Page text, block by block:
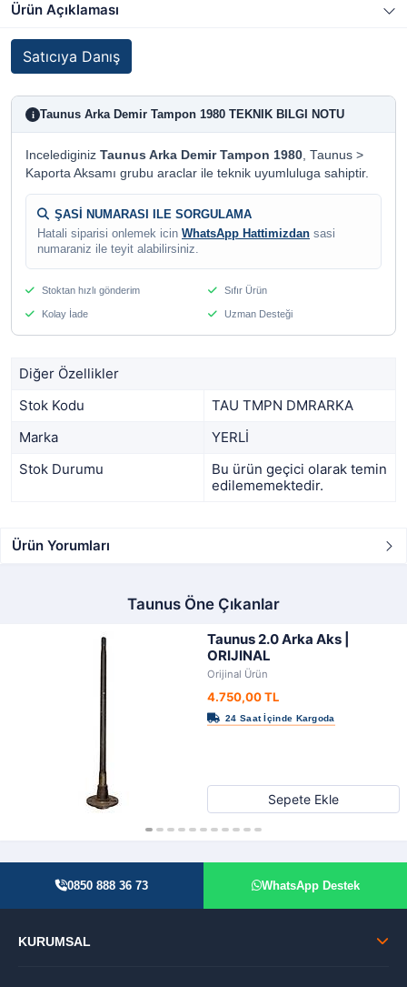
Ürün Açıklaması
Satıcıya Danış
i Taunus Arka Demir Tampon 1980 TEKNIK BILGI NOTU
Incelediginiz Taunus Arka Demir Tampon 1980, Taunus >
Kaporta Aksamı grubu araclar ile teknik uyumluluga sahiptir.
ŞASİ NUMARASI ILE SORGULAMA
Hatali siparisi onlemek icin WhatsApp Hattimizdan sasi
numaraniz ile teyit alabilirsiniz.
Stoktan hızlı gönderim Sıfır Ürün
Kolay İade Uzman Desteği
Diğer Özellikler
Stok Kodu
TAU TMPN DMRARKA
Marka
YERLİ
Stok Durumu
Bu ürün geçici olarak temin
edilememektedir.
Ürün Yorumları
Taunus Öne Çıkanlar
Taunus 2.0 Arka Aks |
ORIJINAL
Orijinal Ürün
4.750,00 TL
Sepete Ekle
0850 888 36 73 WhatsApp Destek
KURUMSAL